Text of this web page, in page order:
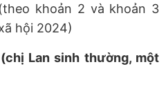
khoản 2 và khoản 3
hội 2024)
Lan sinh thường, một